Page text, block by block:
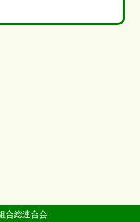
合総連合会